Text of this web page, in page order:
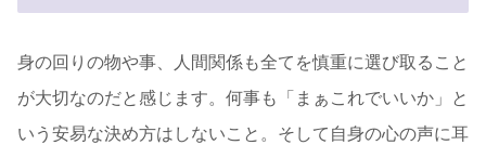
身の回りの物や事、人間関係も全てを慎重に選び取ること
が大切なのだと感じます。何事も「まぁこれでいいか」と
いう安易な決め方はしないこと。そして自身の心の声に耳